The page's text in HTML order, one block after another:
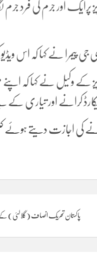
اور جرم کی فرد
جی پیمرا نے کہا کہ اس
کے وکیل نے کہا کہ
ریکارڈ کرانے اور تیاری
پاکستان تحریک انصاف (گلالئی) کے